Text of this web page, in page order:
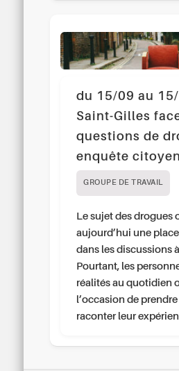
du 15/09 au
Saint-Gilles
questions de
enquête
GROUPE DE TRAVAIL
Le sujet des drogues
aujourd’hui une
dans les discussions
Pourtant, les
réalités au quotidien
l’occasion de
raconter leur